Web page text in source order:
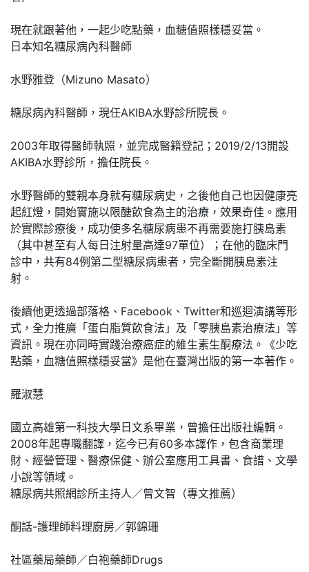
現在就跟著他，一起少吃點藥，血糖值照樣穩妥當。
日本知名糖尿病內科醫師
水野雅登（Mizuno Masato）
糖尿病內科醫師，現任AKIBA水野診所院長。
2003年取得醫師執照，並完成醫籍登記；2019/2/13開設
AKIBA水野診所，擔任院長。
水野醫師的雙親本身就有糖尿病史，之後他自己也因健康亮
起紅燈，開始實施以限醣飲食為主的治療，效果奇佳。應用
於實際診療後，成功使多名糖尿病患不再需要施打胰島素
（其中甚至有人每日注射量高達97單位）；在他的臨床門
診中，共有84例第二型糖尿病患者，完全斷開胰島素注
射。
後續他更透過部落格、Facebook、Twitter和巡迴演講等形
式，全力推廣「蛋白脂質飲食法」及「零胰島素治療法」等
資訊。現在亦同時實踐治療癌症的維生素生酮療法。《少吃
點藥，血糖值照樣穩妥當》是他在臺灣出版的第一本著作。
羅淑慧
國立高雄第一科技大學日文系畢業，曾擔任出版社編輯。
2008年起專職翻譯，迄今已有60多本譯作，包含商業理
財、經營管理、醫療保健、辦公室應用工具書、食譜、文學
小說等領域。
糖尿病共照網診所主持人／曾文智（專文推薦）
酮話-護理師料理廚房／郭錦珊
社區藥局藥師／白袍藥師Drugs